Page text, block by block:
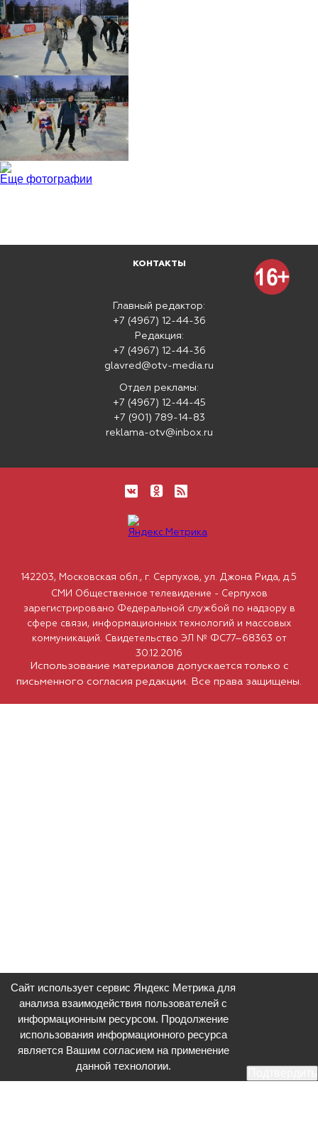
Еще фотографии
КОНТАКТЫ
Главный редактор:
+7 (4967) 12-44-36
Редакция:
+7 (4967) 12-44-36
glavred@otv-media.ru
Отдел рекламы:
+7 (4967) 12-44-45
+7 (901) 789-14-83
reklama-otv@inbox.ru
Использование материалов допускается только с
письменного согласия редакции. Все права защищены.
142203, Московская обл., г. Серпухов, ул. Джона Рида, д.5
СМИ Общественное телевидение - Серпухов
зарегистрировано Федеральной службой по надзору в
сфере связи, информационных технологий и массовых
коммуникаций. Свидетельство ЭЛ № ФС77–68363 от
30.12.2016
Сайт использует сервис Яндекс Метрика для
анализа взаимодействия пользователей с
информационным ресурсом. Продолжение
использования информационного ресурса
является Вашим согласием на применение
данной технологии.